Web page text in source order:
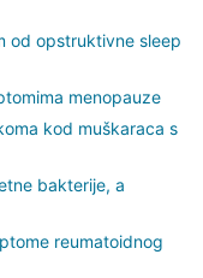
od opstruktivne sleep
menopauze
kod muškaraca s
bakterije, a
reumatoidnog